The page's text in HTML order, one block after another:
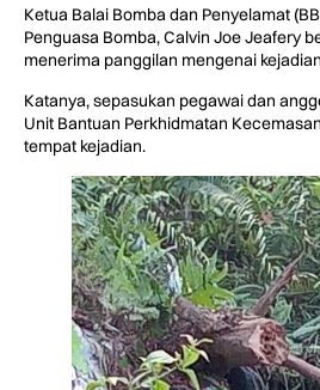
Ketua Balai Bomba dan Penyelamat
Penguasa Bomba, Calvin Joe Jeafery
menerima panggilan mengenai
Katanya, sepasukan pegawai dan
Unit Bantuan Perkhidmatan
tempat kejadian.